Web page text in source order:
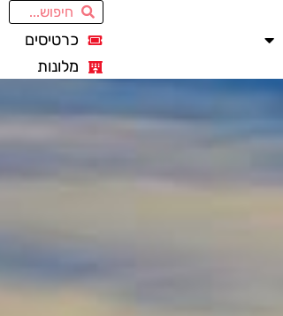
כרטיסים
מלונות